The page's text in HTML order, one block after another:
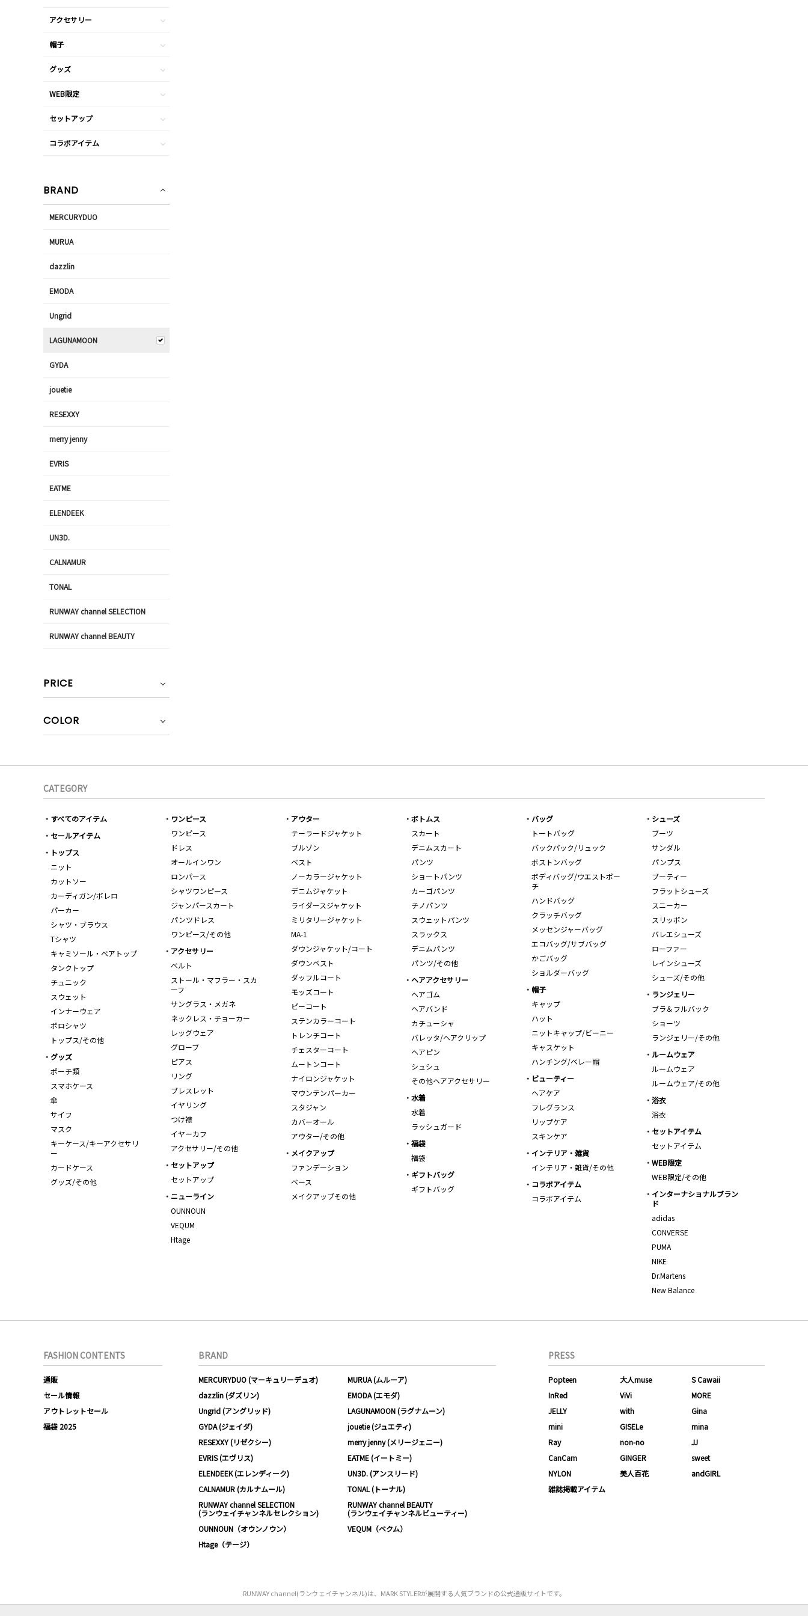
アクセサリー
帽子
グッズ
WEB限定
セットアップ
コラボアイテム
BRAND
MERCURYDUO
MURUA
dazzlin
EMODA
Ungrid
LAGUNAMOON
GYDA
jouetie
RESEXXY
merry jenny
EVRIS
EATME
ELENDEEK
UN3D.
CALNAMUR
TONAL
RUNWAY channel SELECTION
RUNWAY channel BEAUTY
PRICE
COLOR
CATEGORY
すべてのアイテム
セールアイテム
トップス
ニット
カットソー
カーディガン/ボレロ
パーカー
シャツ・ブラウス
Tシャツ
キャミソール・ベアトップ
タンクトップ
チュニック
スウェット
インナーウェア
ポロシャツ
トップス/その他
ワンピース
ワンピース
ドレス
オールインワン
ロンパース
シャツワンピース
ジャンパースカート
パンツドレス
ワンピース/その他
アウター
テーラードジャケット
ブルゾン
ベスト
ノーカラージャケット
デニムジャケット
ライダースジャケット
ミリタリージャケット
MA-1
ダウンジャケット/コート
ダウンベスト
ダッフルコート
モッズコート
ピーコート
ステンカラーコート
トレンチコート
チェスターコート
ムートンコート
ナイロンジャケット
マウンテンパーカー
スタジャン
カバーオール
アウター/その他
ボトムス
スカート
デニムスカート
パンツ
ショートパンツ
カーゴパンツ
チノパンツ
スウェットパンツ
スラックス
デニムパンツ
パンツ/その他
バッグ
トートバッグ
バックパック/リュック
ボストンバッグ
ボディバッグ/ウエストポー
チ
ハンドバッグ
クラッチバッグ
メッセンジャーバッグ
エコバッグ/サブバッグ
かごバッグ
ショルダーバッグ
シューズ
ブーツ
サンダル
パンプス
ブーティー
フラットシューズ
スニーカー
スリッポン
バレエシューズ
ローファー
レインシューズ
シューズ/その他
アクセサリー
ベルト
ストール・マフラー・スカ
ーフ
サングラス・メガネ
ネックレス・チョーカー
レッグウェア
グローブ
ピアス
リング
ブレスレット
イヤリング
つけ襟
イヤーカフ
アクセサリー/その他
ヘアアクセサリー
ヘアゴム
ヘアバンド
カチューシャ
バレッタ/ヘアクリップ
ヘアピン
シュシュ
その他ヘアアクセサリー
帽子
キャップ
ハット
ニットキャップ/ビーニー
キャスケット
ハンチング/ベレー帽
ランジェリー
ブラ＆フルバック
ショーツ
ランジェリー/その他
ルームウェア
ルームウェア
ルームウェア/その他
グッズ
ポーチ類
スマホケース
傘
サイフ
マスク
キーケース/キーアクセサリ
ー
カードケース
グッズ/その他
ビューティー
ヘアケア
フレグランス
リップケア
スキンケア
水着
水着
ラッシュガード
浴衣
浴衣
セットアイテム
セットアイテム
福袋
福袋
メイクアップ
ファンデーション
ベース
メイクアップその他
インテリア・雑貨
インテリア・雑貨/その他
WEB限定
WEB限定/その他
セットアップ
セットアップ
ギフトバッグ
ギフトバッグ
コラボアイテム
コラボアイテム
インターナショナルブラン
ド
adidas
CONVERSE
PUMA
NIKE
Dr.Martens
New Balance
ニューライン
OUNNOUN
VEQUM
Htage
FASHION CONTENTS
通販
セール情報
アウトレットセール
福袋 2025
BRAND
MERCURYDUO (マーキュリーデュオ)
MURUA (ムルーア)
dazzlin (ダズリン)
EMODA (エモダ)
Ungrid (アングリッド)
LAGUNAMOON (ラグナムーン)
GYDA (ジェイダ)
jouetie (ジュエティ)
RESEXXY (リゼクシー)
merry jenny (メリージェニー)
EVRIS (エヴリス)
EATME (イートミー)
ELENDEEK (エレンディーク)
UN3D. (アンスリード)
CALNAMUR (カルナムール)
TONAL (トーナル)
RUNWAY channel SELECTION
(ランウェイチャンネルセレクション)
RUNWAY channel BEAUTY
(ランウェイチャンネルビューティー)
OUNNOUN（オウンノウン）
VEQUM（ベクム）
Htage（テージ）
PRESS
Popteen 大人muse
S Cawaii
InRed
ViVi
MORE
JELLY
with
Gina
mini
GISELe
mina
Ray
non-no
JJ
CanCam
GINGER
sweet
NYLON
美人百花
andGIRL
雑誌掲載アイテム
RUNWAY channel(ランウェイチャンネル)は、MARK STYLERが展開する人気ブランドの公式通販サイトです。